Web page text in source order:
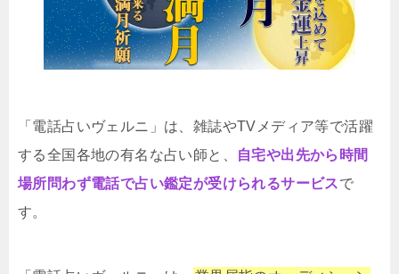
「電話占いヴェルニ」は、雑誌やTVメディア等で活躍
する全国各地の有名な占い師と、
自宅や出先から時間
場所問わず電話で占い鑑定が受けられるサービスで
す。